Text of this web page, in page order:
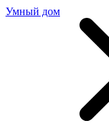
Умный дом